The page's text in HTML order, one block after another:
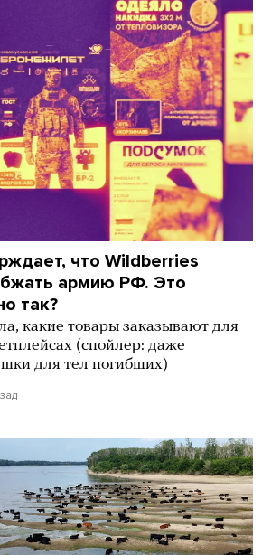
что Wildberries
армию РФ. Это
так?
какие товары заказывают для
(спойлер: даже
для тел погибших)